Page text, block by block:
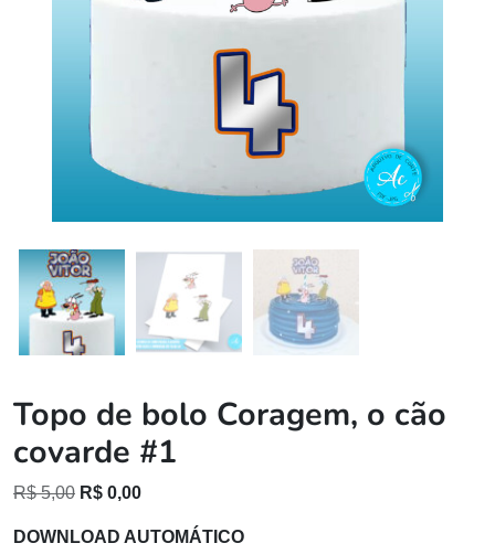
Topo de bolo Coragem, o cão
covarde #1
R$5,00 O
original
R$ 0,00O
atual
DOWNLOAD AUTOMÁTICO